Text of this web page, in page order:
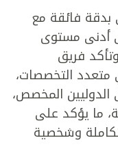
بدقة فائقة مع
أدنى مستوى
فريق
التخصصات،
المخصص،
ما يؤكد على
وشخصية